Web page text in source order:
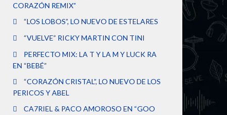
CORAZÓN REMIX”
“LOS LOBOS”, LO NUEVO DE ESTELARES
“VUELVE” RICKY MARTIN CON TINI
PERFECTO MIX: LA T Y LA M Y LUCK RA
EN “BEBÉ”
“CORAZÓN CRISTAL”, LO NUEVO DE LOS
PERICOS Y ABEL
CA7RIEL & PACO AMOROSO EN “GOO